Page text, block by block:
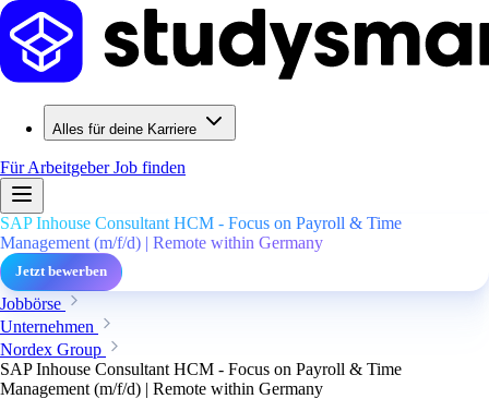
Alles für deine Karriere
Für ArbeitgeberJob finden
SAP Inhouse Consultant HCM - Focus on Payroll & Time
Management (m/f/d) | Remote within Germany
Jetzt bewerben
Jobbörse
Unternehmen
Nordex Group
SAP Inhouse Consultant HCM - Focus on Payroll & Time
Management (m/f/d) | Remote within Germany